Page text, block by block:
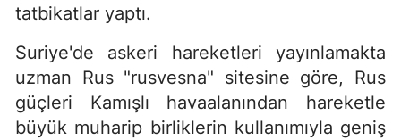
tatbikatlar yaptı.
Suriye'de askeri hareketleri yayınlamakta
uzman Rus "rusvesna" sitesine göre, Rus
güçleri Kamışlı havaalanından hareketle
büyük muharip birliklerin kullanımıyla geniş